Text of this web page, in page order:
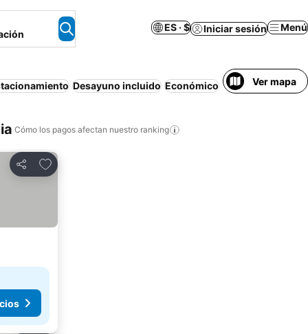
ES · $ Iniciar sesión Menú
Desayuno incluido Económico Aire Ver mapa
Cómo los pagos afectan nuestro ranking
Compartir
Agregar a favoritos